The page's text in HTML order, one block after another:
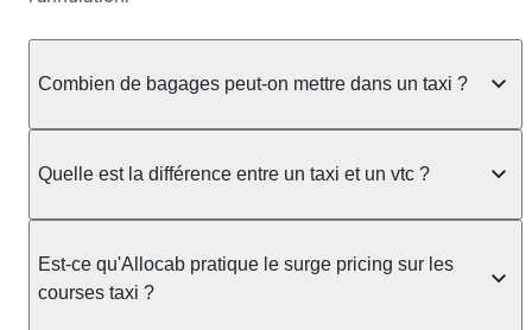
Combien de bagages peut-on mettre dans un taxi ?
taxi berline accueille en général jusqu'à 3 bagages
ou nombreux, précisez-le dans le champ "Message
au chauffeur" lors de la réservation. Le prix n'est
pas impacté par le nombre de bagages.
Quelle est la différence entre un taxi et un vtc ?
prendre en charge directement dans la rue, à une
station ou sur réservation, avec un tarif au
Est-ce qu'Allocab pratique le surge pricing sur les
courses taxi ?